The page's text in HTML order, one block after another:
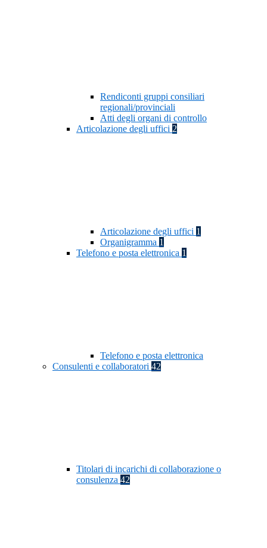
Rendiconti gruppi consiliari
regionali/provinciali
Atti degli organi di controllo
Articolazione degli uffici 2
Articolazione degli uffici 1
Organigramma 1
Telefono e posta elettronica 1
Telefono e posta elettronica
Consulenti e collaboratori 42
Titolari di incarichi di collaborazione o
consulenza 42